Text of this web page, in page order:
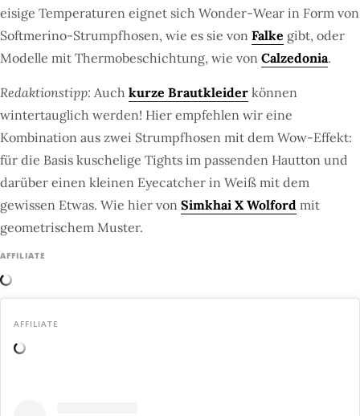
eisige Temperaturen eignet sich Wonder-Wear in Form von
Softmerino-Strumpfhosen, wie es sie von Falke gibt, oder
Modelle mit Thermobeschichtung, wie von Calzedonia.
Redaktionstipp: Auch kurze Brautkleider können
wintertauglich werden! Hier empfehlen wir eine
Kombination aus zwei Strumpfhosen mit dem Wow-Effekt:
für die Basis kuschelige Tights im passenden Hautton und
darüber einen kleinen Eyecatcher in Weiß mit dem
gewissen Etwas. Wie hier von Simkhai X Wolford mit
geometrischem Muster.
AFFILIATE
AFFILIATE